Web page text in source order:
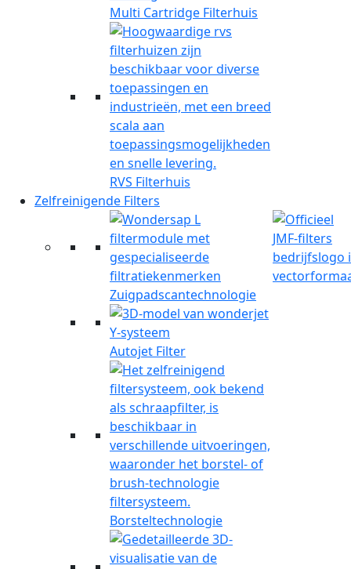
Multi Cartridge Filterhuis
RVS Filterhuis
Zelfreinigende Filters
Zuigpadscantechnologie
Autojet Filter
Borsteltechnologie